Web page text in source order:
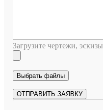
Загрузите чертежи, эскизы